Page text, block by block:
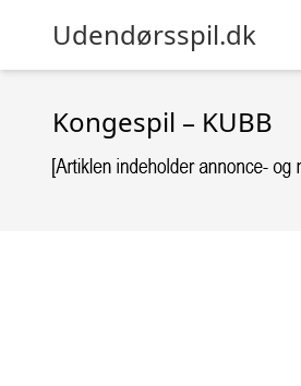
Udendørsspil.dk
Kongespil – KUBB